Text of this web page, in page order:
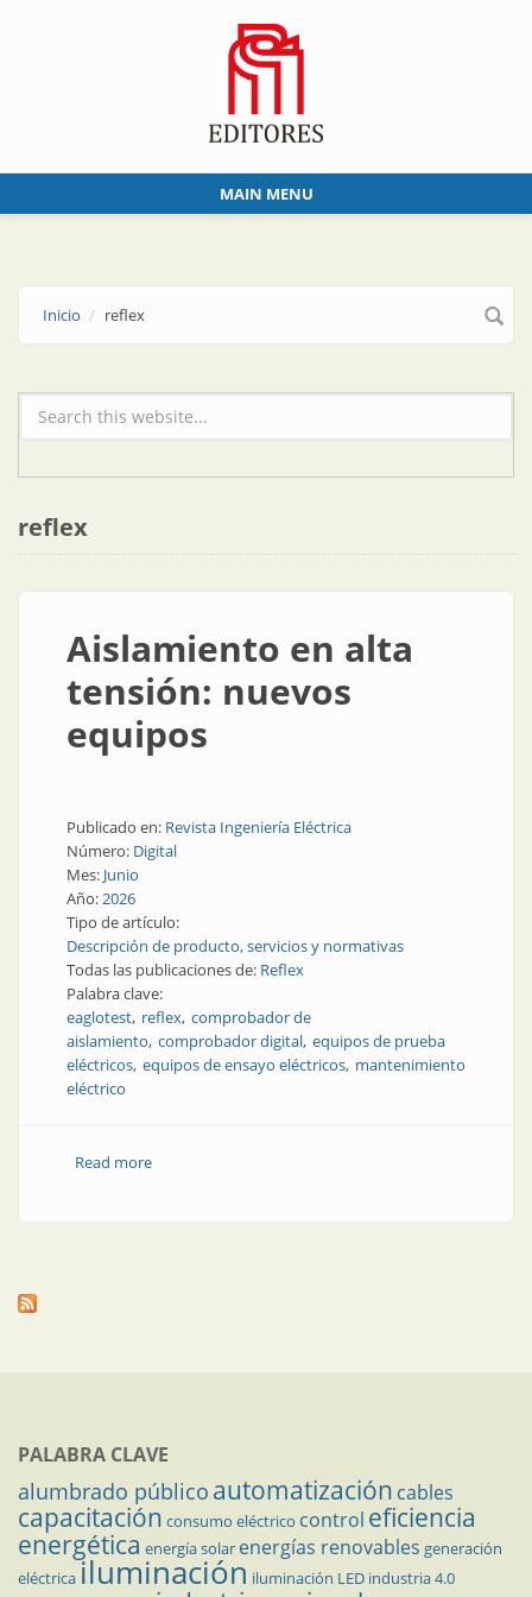
MAIN MENU
Inicio reflex
Formulario de búsqueda
reflex
Aislamiento en alta
tensión: nuevos
equipos
Publicado en: Revista Ingeniería Eléctrica
Número: Digital
Mes: Junio
Año:2026
Tipo de artículo:
Descripción de producto, servicios y normativas
Todas las publicaciones de: Reflex
Palabra clave:
eaglotest reflex comprobador de
aislamiento comprobador digital equipos de prueba
eléctricos equipos de ensayo eléctricos mantenimiento
eléctrico
Read moreabout Aislamiento en alta tensión: nuevos equipos
PALABRA CLAVE
alumbrado público automatización cables
capacitación consumo eléctrico control eficiencia
energética energía solar energías renovables generación
eléctricailuminación iluminación LED industria 4.0